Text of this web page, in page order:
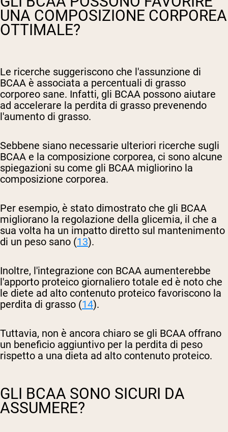
UNA COMPOSIZIONE CORPOREA
OTTIMALE?
Le ricerche suggeriscono che l'assunzione di
BCAA è associata a percentuali di grasso
corporeo sane. Infatti, gli BCAA possono aiutare
ad accelerare la perdita di grasso prevenendo
l'aumento di grasso.
Sebbene siano necessarie ulteriori ricerche sugli
BCAA e la composizione corporea, ci sono alcune
spiegazioni su come gli BCAA migliorino la
composizione corporea.
Per esempio, è stato dimostrato che gli BCAA
migliorano la regolazione della glicemia, il che a
sua volta ha un impatto diretto sul mantenimento
di un peso sano (13).
Inoltre, l'integrazione con BCAA aumenterebbe
l'apporto proteico giornaliero totale ed è noto che
le diete ad alto contenuto proteico favoriscono la
perdita di grasso (14).
Tuttavia, non è ancora chiaro se gli BCAA offrano
un beneficio aggiuntivo per la perdita di peso
rispetto a una dieta ad alto contenuto proteico.
GLI BCAA SONO SICURI DA
ASSUMERE?